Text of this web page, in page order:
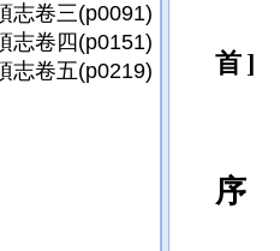
志卷三(p0091)
志卷四(p0151)
志卷五(p0219)
首
序